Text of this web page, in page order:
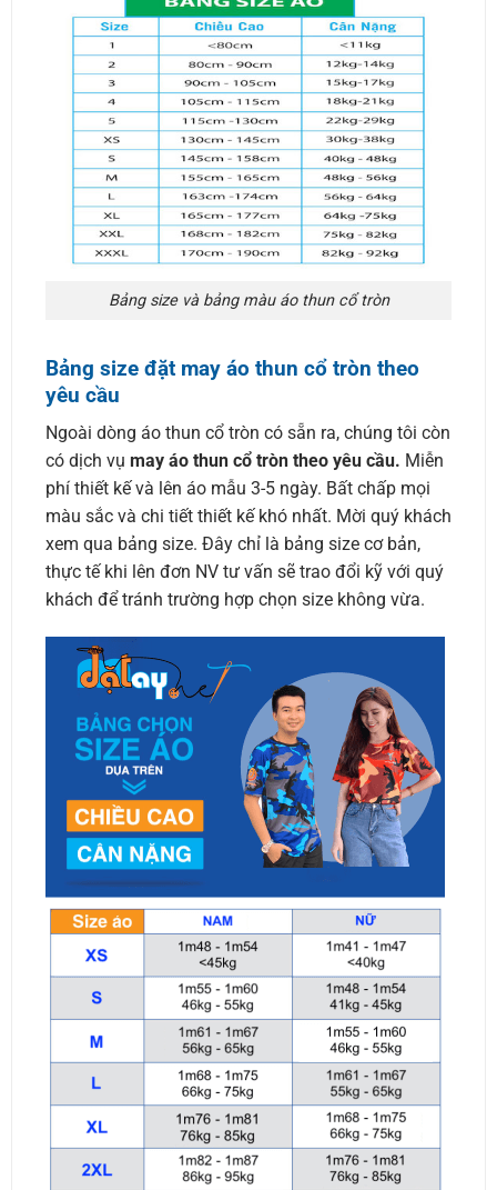
Bảng size và bảng màu áo thun cổ tròn
Bảng size đặt may áo thun cổ tròn theo
yêu cầu
Ngoài dòng áo thun cổ tròn có sẵn ra, chúng tôi còn
có dịch vụ may áo thun cổ tròn theo yêu cầu. Miễn
phí thiết kế và lên áo mẫu 3-5 ngày. Bất chấp mọi
màu sắc và chi tiết thiết kế khó nhất. Mời quý khách
xem qua bảng size. Đây chỉ là bảng size cơ bản,
thực tế khi lên đơn NV tư vấn sẽ trao đổi kỹ với quý
khách để tránh trường hợp chọn size không vừa.